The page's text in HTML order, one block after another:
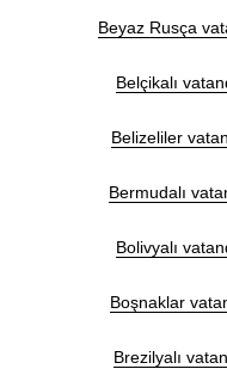
Beyaz Rusça
Belçikalı
Belizeliler
Bermudalı
Bolivyalı
Boşnaklar
Brezilyalı